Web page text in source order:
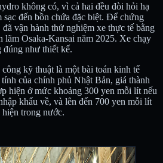
không có, vì cả hai đều đòi hỏi hạ
sạc đến bồn chứa đặc biệt. Để chứng
vận hành thử nghiệm xe thực tế bằng
lãm Osaka-Kansai năm 2025. Xe chạy
đúng như thiết kế.
kỹ thuật là một bài toán kinh tế
của chính phủ Nhật Bản, giá thành
hiện ở mức khoảng 300 yen mỗi lít nếu
khẩu về, và lên đến 700 yen mỗi lít
trong nước.